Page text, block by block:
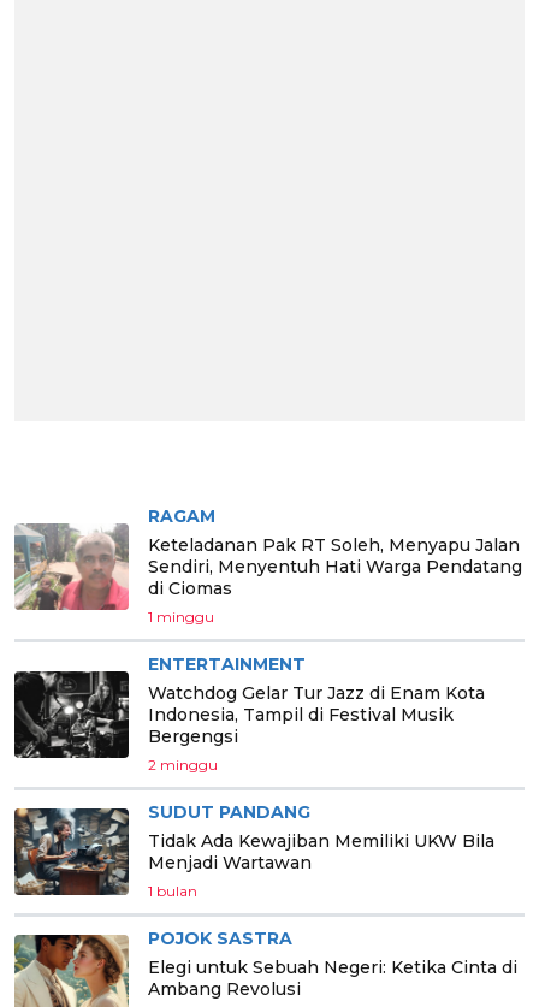
RAGAM
Keteladanan Pak RT Soleh, Menyapu Jalan
Sendiri, Menyentuh Hati Warga Pendatang
di Ciomas
1 minggu
ENTERTAINMENT
Watchdog Gelar Tur Jazz di Enam Kota
Indonesia, Tampil di Festival Musik
Bergengsi
2 minggu
SUDUT PANDANG
Tidak Ada Kewajiban Memiliki UKW Bila
Menjadi Wartawan
1 bulan
POJOK SASTRA
Elegi untuk Sebuah Negeri: Ketika Cinta di
Ambang Revolusi